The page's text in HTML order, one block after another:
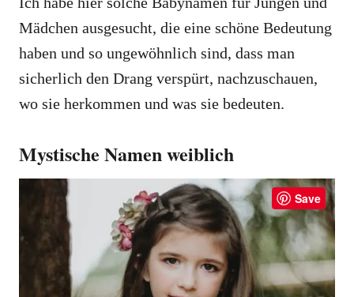
Mädchen ausgesucht, die eine schöne Bedeutung
haben und so ungewöhnlich sind, dass man
sicherlich den Drang verspürt, nachzuschauen,
wo sie herkommen und was sie bedeuten.
Mystische Namen weiblich
Save